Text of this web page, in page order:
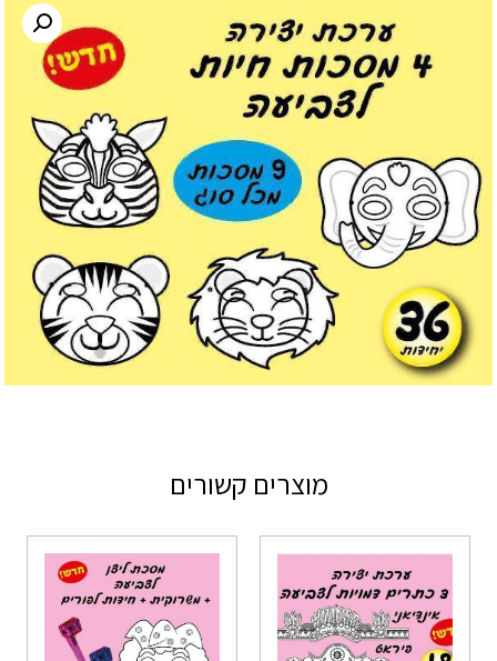
מוצרים קשורים